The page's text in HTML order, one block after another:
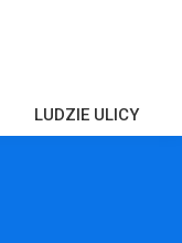
LUDZIE ULICY